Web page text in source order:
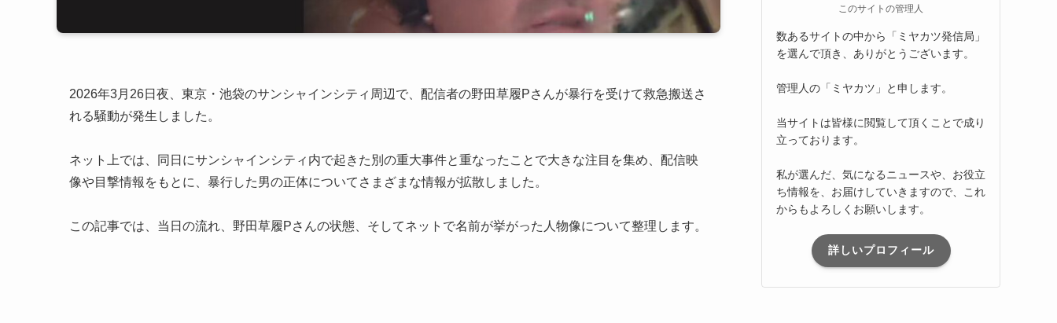
2026年3月26日夜、東京・池袋のサンシャインシティ周辺で、配信者の野田草履Pさんが暴行を受けて救急搬送さ
れる騒動が発生しました。
ネット上では、同日にサンシャインシティ内で起きた別の重大事件と重なったことで大きな注目を集め、配信映
像や目撃情報をもとに、暴行した男の正体についてさまざまな情報が拡散しました。
この記事では、当日の流れ、野田草履Pさんの状態、そしてネットで名前が挙がった人物像について整理します。
このサイトの管理人
数あるサイトの中から「ミヤカツ発信局」
を選んで頂き、ありがとうございます。
管理人の「ミヤカツ」と申します。
当サイトは皆様に閲覧して頂くことで成り
立っております。
私が選んだ、気になるニュースや、お役立
ち情報を、お届けしていきますので、これ
からもよろしくお願いします。
詳しいプロフィール